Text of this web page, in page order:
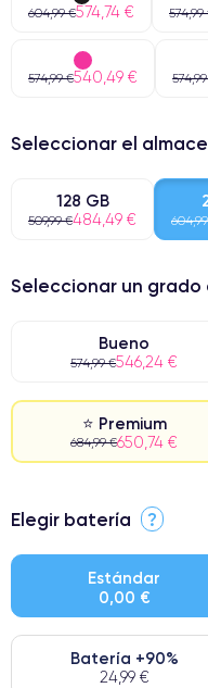
604,99 €574,74 € 574,99
574,99 €540,49 €
Seleccionar el
128 GB
509,99 €484,49 €
Seleccionar un
Bueno
574,99 €546,24 €
⭐ Premium
684,99 €650,74 €
⭐ Premium
● Batería: uso intensivo.
● Solo el 5% de nuestros
Elegir batería ?
Estándar
0,00 €
Batería +90%
24,99 €